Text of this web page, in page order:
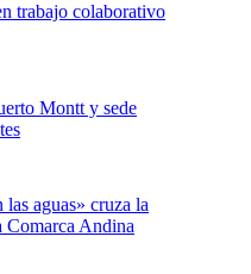
trabajo colaborativo
Montt y sede
aguas» cruza la
Comarca Andina